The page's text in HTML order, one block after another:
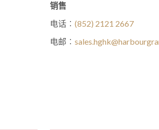
销售
电话︰ (852) 2121 2667
电邮︰